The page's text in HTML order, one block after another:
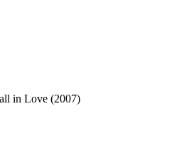
in Love (2007)